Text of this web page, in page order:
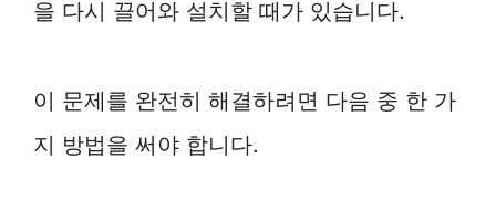
을 다시 끌어와 설치할 때가 있습니다.
이 문제를 완전히 해결하려면 다음 중 한 가
지 방법을 써야 합니다.